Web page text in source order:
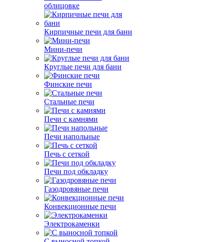
облицовке
Кирпичные печи для бани
Мини-печи
Круглые печи для бани
Финские печи
Стальные печи
Печи с камнями
Печи напольные
Печь с сеткой
Печи под обкладку
Газодровяные печи
Конвекционные печи
Электрокаменки